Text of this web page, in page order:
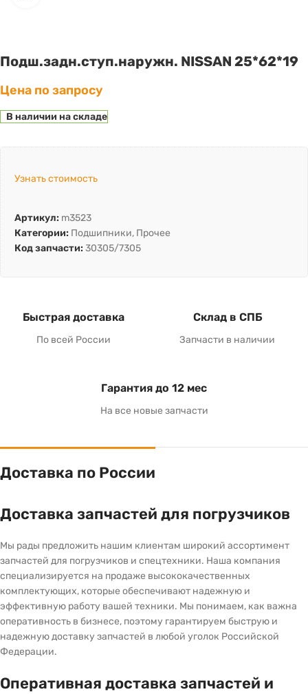
Подш.задн.ступ.наружн. NISSAN 25*62*19
Цена по запросу
В наличии на складе
Узнать стоимость
Артикул: m3523
Категории: Подшипники, Прочее
Код запчасти: 30305/7305
Быстрая доставка
По всей России
Склад в СПБ
Запчасти в наличии
Гарантия до 12 мес
На все новые запчасти
Доставка по России
Доставка запчастей для погрузчиков
Мы рады предложить нашим клиентам широкий ассортимент
запчастей для погрузчиков и спецтехники. Наша компания
специализируется на продаже высококачественных
комплектующих, которые обеспечивают надежную и
эффективную работу вашей техники. Мы понимаем, как важна
оперативность в бизнесе, поэтому гарантируем быструю и
надежную доставку запчастей в любой уголок Российской
Федерации.
Оперативная доставка запчастей и